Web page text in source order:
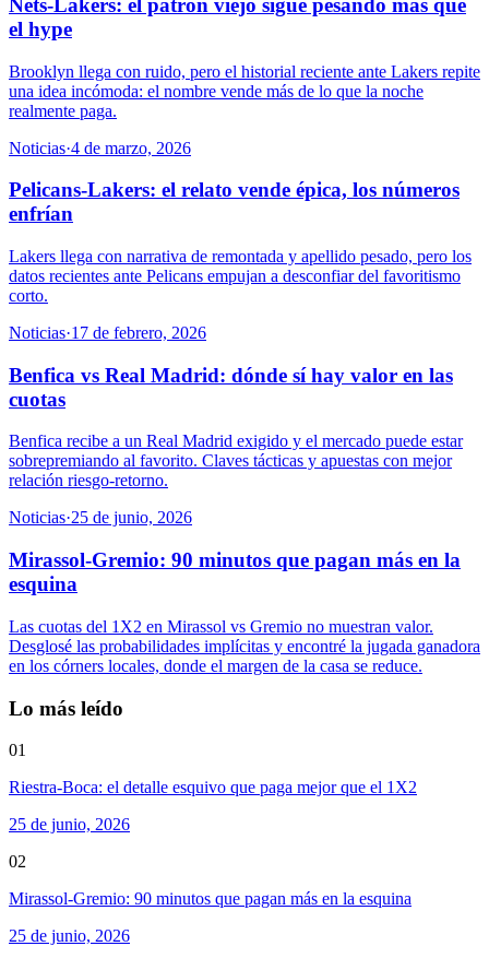
Nets-Lakers: el patrón viejo sigue pesando más que
el hype
Brooklyn llega con ruido, pero el historial reciente ante Lakers repite
una idea incómoda: el nombre vende más de lo que la noche
realmente paga.
Noticias·4 de marzo, 2026
Pelicans-Lakers: el relato vende épica, los números
enfrían
Lakers llega con narrativa de remontada y apellido pesado, pero los
datos recientes ante Pelicans empujan a desconfiar del favoritismo
corto.
Noticias·17 de febrero, 2026
Benfica vs Real Madrid: dónde sí hay valor en las
cuotas
Benfica recibe a un Real Madrid exigido y el mercado puede estar
sobrepremiando al favorito. Claves tácticas y apuestas con mejor
relación riesgo-retorno.
Noticias·25 de junio, 2026
Mirassol-Gremio: 90 minutos que pagan más en la
esquina
Las cuotas del 1X2 en Mirassol vs Gremio no muestran valor.
Desglosé las probabilidades implícitas y encontré la jugada ganadora
en los córners locales, donde el margen de la casa se reduce.
Lo más leído
01
Riestra-Boca: el detalle esquivo que paga mejor que el 1X2
25 de junio, 2026
02
Mirassol-Gremio: 90 minutos que pagan más en la esquina
25 de junio, 2026